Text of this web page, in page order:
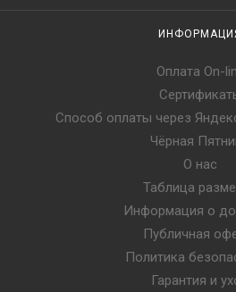
Оплата On-
Способ оплаты через
Чёрная
О нас
Таблица
Информация о
Публичная
Политика
Гарантия и